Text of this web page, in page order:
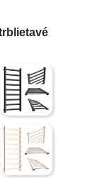
trblietavé
textúra (mierne
Čierna matná (
(mierne drsný
Ružová ruža (